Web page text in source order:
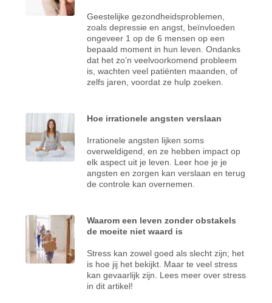
Geestelijke gezondheidsproblemen,
zoals depressie en angst, beïnvloeden
ongeveer 1 op de 6 mensen op een
bepaald moment in hun leven. Ondanks
dat het zo’n veelvoorkomend probleem
is, wachten veel patiënten maanden, of
zelfs jaren, voordat ze hulp zoeken.
Hoe irrationele angsten verslaan
Irrationele angsten lijken soms
overweldigend, en ze hebben impact op
elk aspect uit je leven. Leer hoe je je
angsten en zorgen kan verslaan en terug
de controle kan overnemen.
Waarom een leven zonder obstakels
de moeite niet waard is
Stress kan zowel goed als slecht zijn; het
is hoe jij het bekijkt. Maar te veel stress
kan gevaarlijk zijn. Lees meer over stress
in dit artikel!